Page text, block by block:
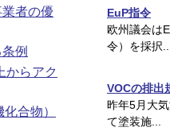
EuP指令
欧州議会は
令）を採択
VOCの排出
昨年5月大
て塗装施...
者の優
例
からアク
合物）